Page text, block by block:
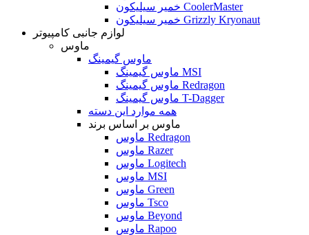
خمیر سیلیکون CoolerMaster
خمیر سیلیکون Grizzly Kryonaut
لوازم جانبی کامپیوتر
ماوس
ماوس گیمینگ
ماوس گیمینگ MSI
ماوس گیمینگ Redragon
ماوس گیمینگ T-Dagger
همه موارد این دسته
ماوس بر اساس برند
ماوس Redragon
ماوس Razer
ماوس Logitech
ماوس MSI
ماوس Green
ماوس Tsco
ماوس Beyond
ماوس Rapoo